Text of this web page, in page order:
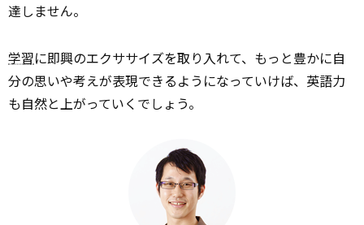
達しません。
学習に即興のエクササイズを取り入れて、もっと豊かに自
分の思いや考えが表現できるようになっていけば、英語力
も自然と上がっていくでしょう。